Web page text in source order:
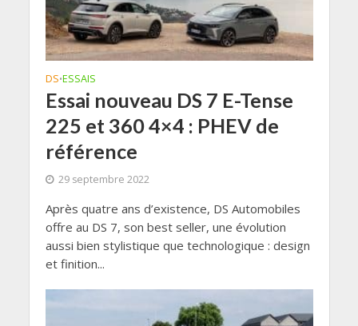
DS•ESSAIS
Essai nouveau DS 7 E-Tense
225 et 360 4×4 : PHEV de
référence
29 septembre 2022
Après quatre ans d’existence, DS Automobiles
offre au DS 7, son best seller, une évolution
aussi bien stylistique que technologique : design
et finition...